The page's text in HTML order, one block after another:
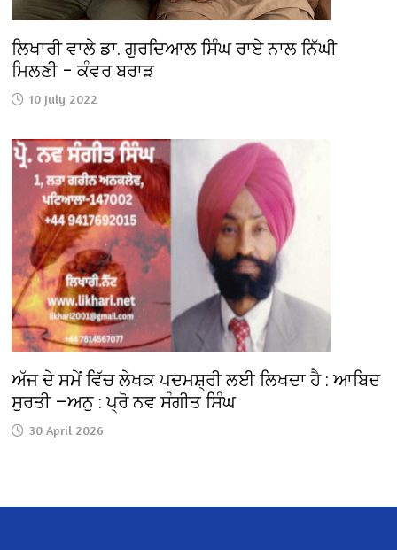
ਲਿਖਾਰੀ ਵਾਲੇ ਡਾ. ਗੁਰਦਿਆਲ ਸਿੰਘ ਰਾਏ ਨਾਲ ਨਿੱਘੀ
ਮਿਲਣੀ – ਕੰਵਰ ਬਰਾੜ
10 July 2022
ਅੱਜ ਦੇ ਸਮੇਂ ਵਿੱਚ ਲੇਖਕ ਪਦਮਸ਼੍ਰੀ ਲਈ ਲਿਖਦਾ ਹੈ : ਆਬਿਦ
ਸੁਰਤੀ —ਅਨੁ : ਪ੍ਰੋ ਨਵ ਸੰਗੀਤ ਸਿੰਘ
30 April 2026